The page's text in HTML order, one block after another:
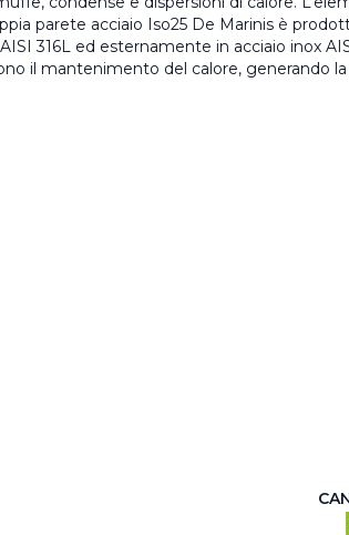
parete acciaio Iso25 De Marinis è
316L ed esternamente in acciaio inox
il mantenimento del calore, generando